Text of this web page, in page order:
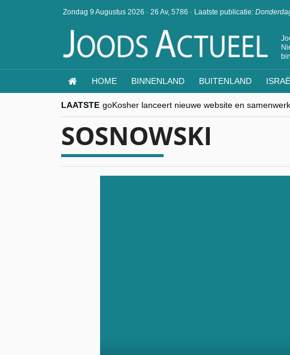
Zondag 9 Augustus 2026 · 26 Av, 5786 · Laatste publicatie:
HOME BINNENLAND BUITENLAND
LAATSTE goKosher lanceert nieuwe website en
Religieuze besnijdenis en toekomst van Joods
“Besnijdenisdebat toont hoe moeilijk seculiere
CITYTRIP | ROEMENIË – Boekarest: de
“Vandaag zit elke Jood in België op de
SOSNOWSKI